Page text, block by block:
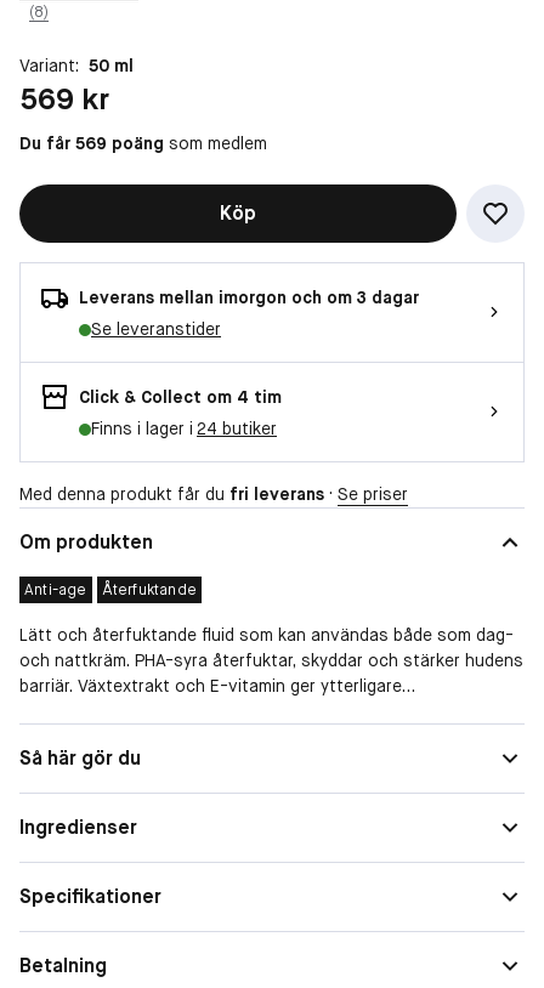
(8)
Variant: 50 ml
Pris: 569 kr
569 kr
Du får 569 poäng som medlem
Köp
Leverans mellan imorgon och om 3 dagar
Se leveranstider
Click & Collect om 4 tim
Finns i lager i 24 butiker
Med denna produkt får du fri leverans · Se priser
Om produkten
Anti-age Återfuktande
Lätt och återfuktande fluid som kan användas både som dag-
och nattkräm. PHA-syra återfuktar, skyddar och stärker hudens
barriär. Växtextrakt och E-vitamin ger ytterligare
motståndskraftig och får en fräsch, strålande lyster. Parfymfri
(lätt doft av växtextrakt).
Passar alla hudtyper, även känslig hud.
behov
Så här gör du
Ingredienser
Specifikationer
Betalning